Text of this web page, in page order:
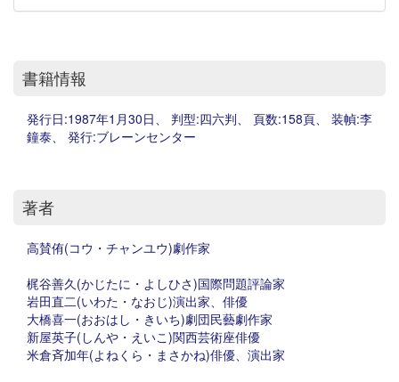
書籍情報
発行日:1987年1月30日、 判型:四六判、 頁数:158頁、 装幀:李
鐘泰、 発行:ブレーンセンター
著者
高賛侑(コウ・チャンユウ)劇作家
梶谷善久(かじたに・よしひさ)国際問題評論家
岩田直二(いわた・なおじ)演出家、俳優
大橋喜一(おおはし・きいち)劇団民藝劇作家
新屋英子(しんや・えいこ)関西芸術座俳優
米倉斉加年(よねくら・まさかね)俳優、演出家